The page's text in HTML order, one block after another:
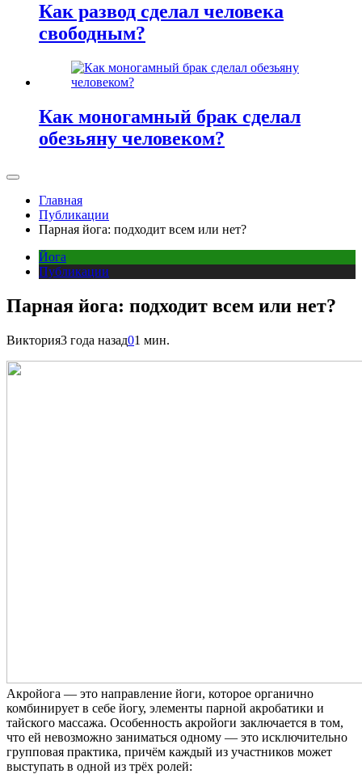
Как развод сделал человека
свободным?
Как моногамный брак сделал
обезьяну человеком?
Главная
Публикации
Парная йога: подходит всем или нет?
Йога
Публикации
Парная йога: подходит всем или нет?
Виктория3 года назад01 мин.
Акройога — это направление йоги, которое органично
комбинирует в себе йогу, элементы парной акробатики и
тайского массажа. Особенность акройоги заключается в том,
что ей невозможно заниматься одному — это исключительно
групповая практика, причём каждый из участников может
выступать в одной из трёх ролей: